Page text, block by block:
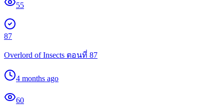
55
87
Overlord of Insects ตอนที่ 87
4 months ago
60